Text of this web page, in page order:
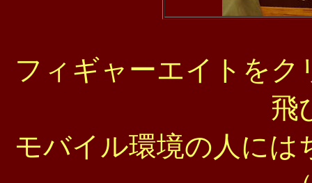
フィギャーエイトを
飛
モバイル環境の人に